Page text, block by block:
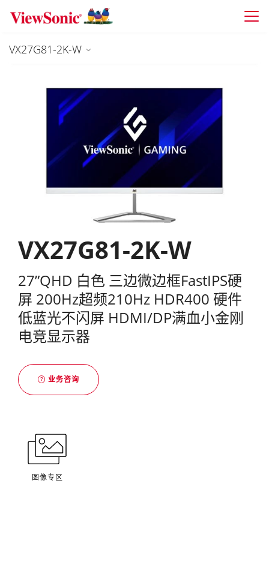
Skip to main content
VX27G81-2K-W
VX27G81-2K-W
27”QHD 白色 三边微边框FastIPS硬
屏 200Hz超频210Hz HDR400 硬件
低蓝光不闪屏 HDMI/DP满血小金刚
电竞显示器
业务咨询
图像专区